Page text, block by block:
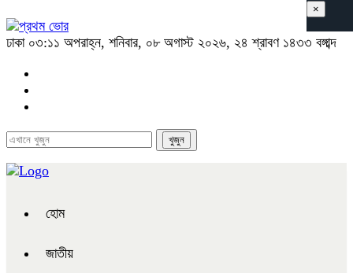
ঢাকা ০৩:১১ অপরাহ্ন, শনিবার, ০৮ অগাস্ট ২০২৬, ২৪ শ্রাবণ ১৪৩৩ বঙ্গাব্দ
হোম
জাতীয়
×